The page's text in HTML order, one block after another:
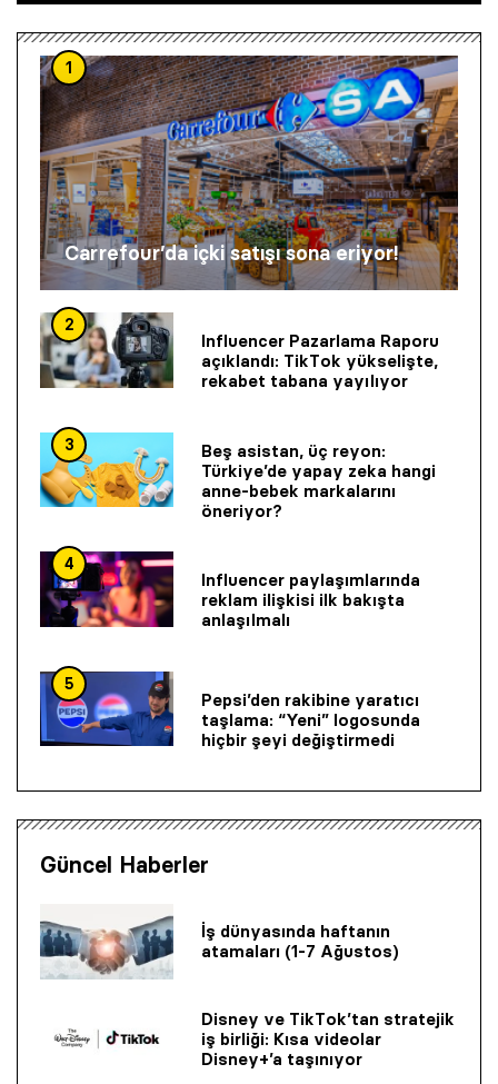
1
Carrefour’da içki satışı sona eriyor!
2
Influencer Pazarlama Raporu
açıklandı: TikTok yükselişte,
rekabet tabana yayılıyor
3
Beş asistan, üç reyon:
Türkiye’de yapay zeka hangi
anne-bebek markalarını
öneriyor?
4
Influencer paylaşımlarında
reklam ilişkisi ilk bakışta
anlaşılmalı
5
Pepsi’den rakibine yaratıcı
taşlama: “Yeni” logosunda
hiçbir şeyi değiştirmedi
Güncel Haberler
İş dünyasında haftanın
atamaları (1-7 Ağustos)
Disney ve TikTok’tan stratejik
iş birliği: Kısa videolar
Disney+’a taşınıyor